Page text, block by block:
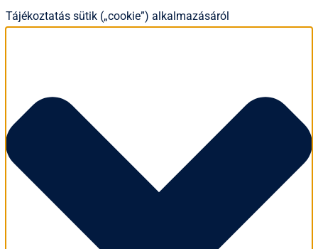
Tájékoztatás sütik („cookie”) alkalmazásáról